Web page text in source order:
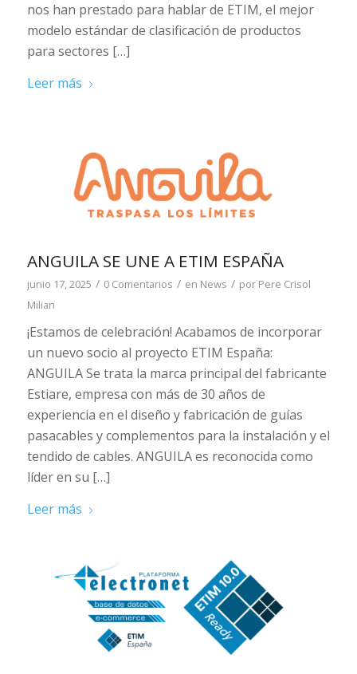
nos han prestado para hablar de ETIM, el mejor
modelo estándar de clasificación de productos
para sectores […]
Leer más
ANGUILA SE UNE A ETIM ESPAÑA
junio 17, 2025 / 0 Comentarios / en News / por Pere Crisol
Milian
¡Estamos de celebración! Acabamos de incorporar
un nuevo socio al proyecto ETIM España:
ANGUILA Se trata la marca principal del fabricante
Estiare, empresa con más de 30 años de
experiencia en el diseño y fabricación de guías
pasacables y complementos para la instalación y el
tendido de cables. ANGUILA es reconocida como
líder en su […]
Leer más